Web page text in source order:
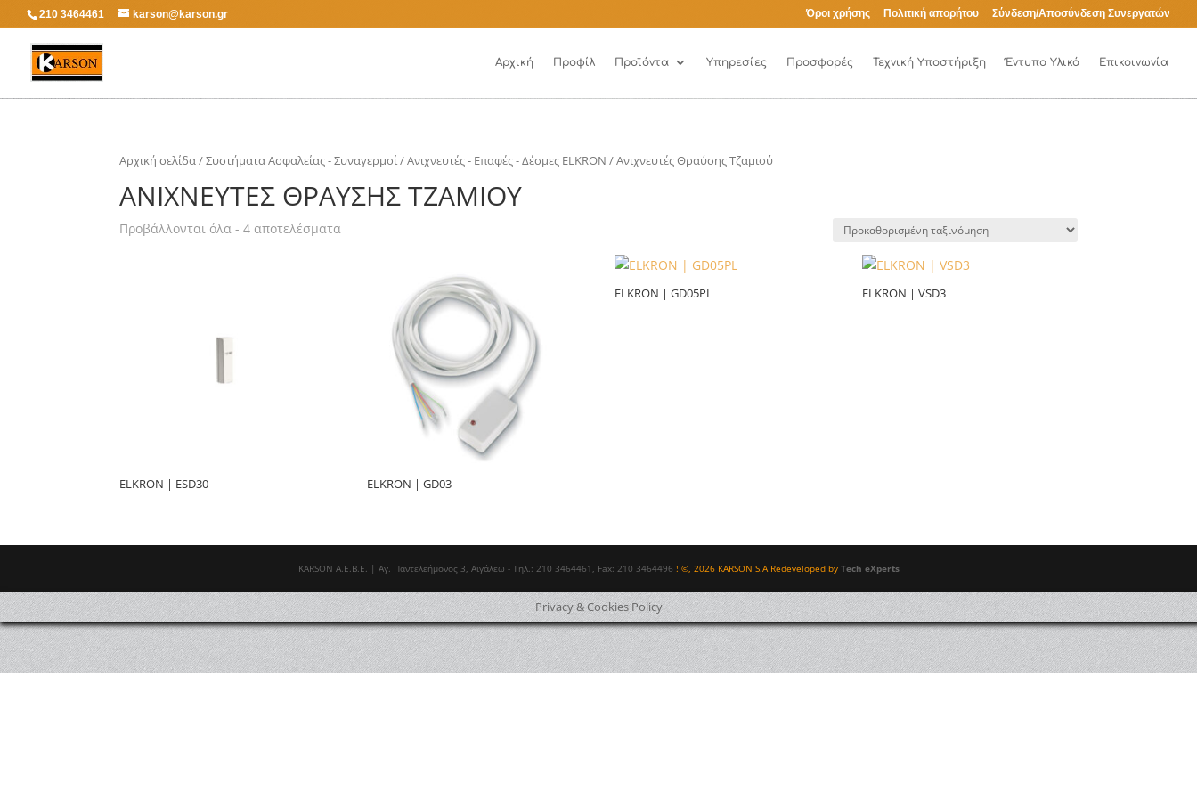
210 3464461 karson@karson.gr Όροι χρήσης Πολιτική απορήτου Σύνδεση/Αποσύνδεση Συνεργατών
Αρχική Προφίλ Προϊόντα Υπηρεσίες Προσφορές Τεχνική Υποστήριξη Έντυπο Υλικό Επικοινωνία
Αρχική σελίδα/Συστήματα Ασφαλείας - Συναγερμοί/Ανιχνευτές - Επαφές - Δέσμες ELKRON / Ανιχνευτές Θραύσης Τζαμιού
ΑΝΙΧΝΕΥΤΈΣ ΘΡΑΎΣΗΣ ΤΖΑΜΙΟΎ
Προβάλλονται όλα - 4 αποτελέσματα
ELKRON | ESD30 ELKRON | GD03
ELKRON | GD05PL ELKRON | VSD3
ΚΑRSOΝ Α.E.B.E. | Αγ. Παντελεήμονος 3, Αιγάλεω - Τηλ.: 210 3464461, Fax: 210 3464496 ! ©, 2026 KARSON S.A Redeveloped by Tech eXperts
Privacy & Cookies Policy